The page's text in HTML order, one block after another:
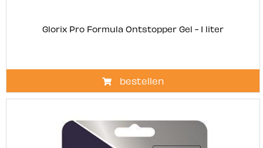
Glorix Pro Formula Ontstopper Gel - 1 liter
bestellen